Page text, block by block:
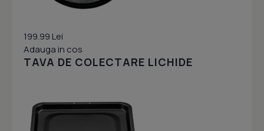
199.99 Lei
Adauga in cos
TAVA DE COLECTARE LICHIDE